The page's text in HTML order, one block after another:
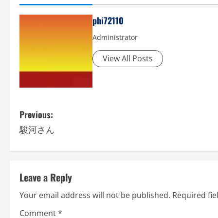
phi72110
Administrator
View All Posts
P
o
s
t
n
Previous:
駿河さん
Leave a Reply
Your email address will not be published. Required
Comment*